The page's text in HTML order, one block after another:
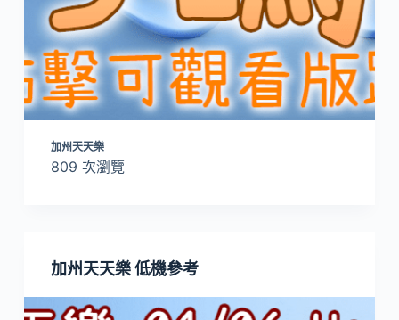
加州天天樂
809 次瀏覽
加州天天樂 低機參考